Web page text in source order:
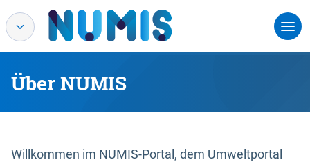
Über NUMIS
Willkommen im NUMIS-Portal, dem Umweltportal